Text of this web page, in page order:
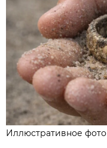
Иллюстративное фото